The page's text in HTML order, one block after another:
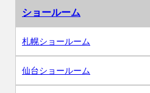
ショールーム
札幌ショールーム
仙台ショールーム